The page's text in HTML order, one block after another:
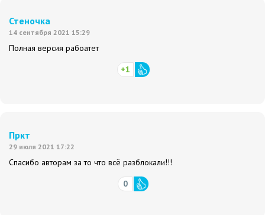
Стеночка
14 сентября 2021 15:29
Полная версия рабоатет
+1
Пркт
29 июля 2021 17:22
Спасибо авторам за то что всё разблокали!!!
0